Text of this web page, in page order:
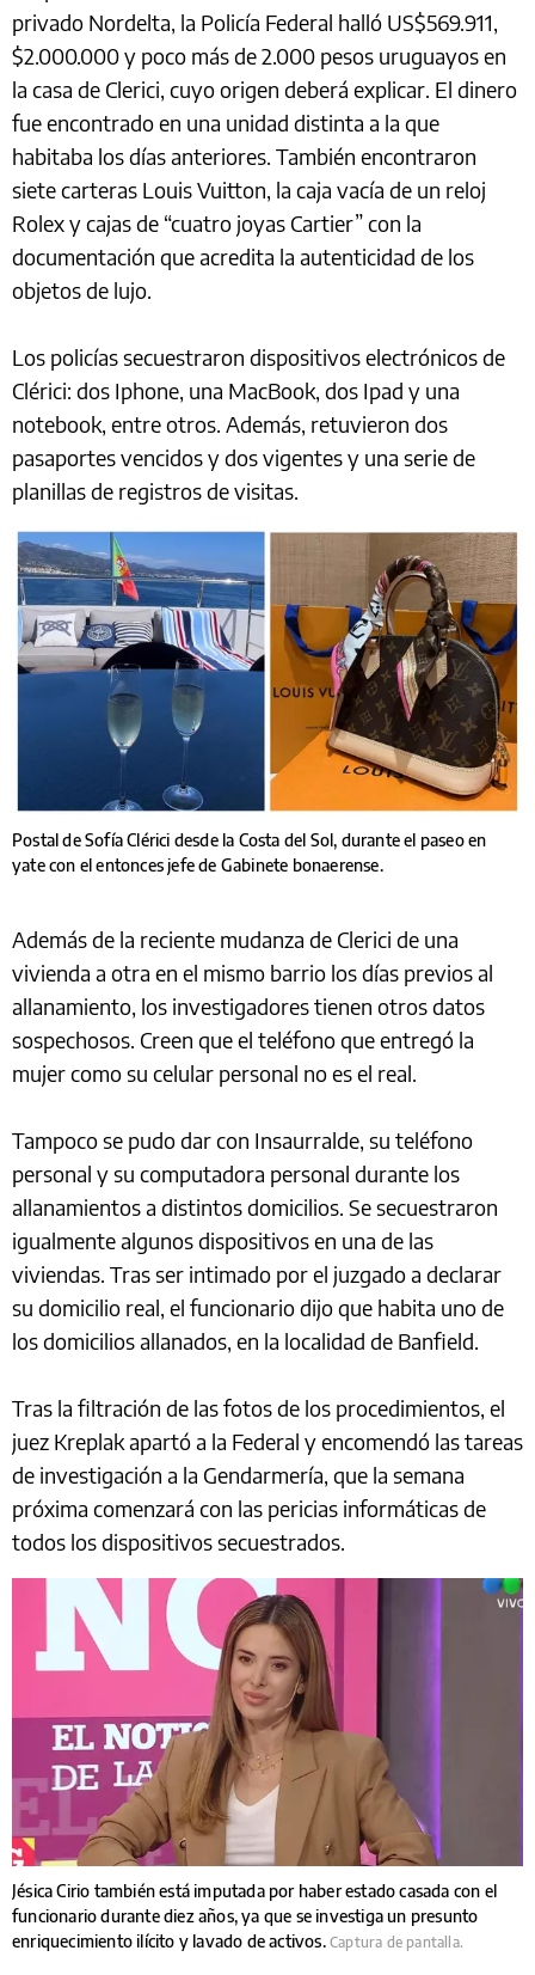
privado Nordelta, la Policía Federal halló US$569.911,
$2.000.000 y poco más de 2.000 pesos uruguayos en
la casa de Clerici, cuyo origen deberá explicar. El dinero
fue encontrado en una unidad distinta a la que
habitaba los días anteriores. También encontraron
siete carteras Louis Vuitton, la caja vacía de un reloj
Rolex y cajas de “cuatro joyas Cartier” con la
documentación que acredita la autenticidad de los
objetos de lujo.
Los policías secuestraron dispositivos electrónicos de
Clérici: dos Iphone, una MacBook, dos Ipad y una
notebook, entre otros. Además, retuvieron dos
pasaportes vencidos y dos vigentes y una serie de
planillas de registros de visitas.
Postal de Sofía Clérici desde la Costa del Sol, durante el paseo en
yate con el entonces jefe de Gabinete bonaerense.
Además de la reciente mudanza de Clerici de una
vivienda a otra en el mismo barrio los días previos al
allanamiento, los investigadores tienen otros datos
sospechosos. Creen que el teléfono que entregó la
mujer como su celular personal no es el real.
Tampoco se pudo dar con Insaurralde, su teléfono
personal y su computadora personal durante los
allanamientos a distintos domicilios. Se secuestraron
igualmente algunos dispositivos en una de las
viviendas. Tras ser intimado por el juzgado a declarar
su domicilio real, el funcionario dijo que habita uno de
los domicilios allanados, en la localidad de Banfield.
Tras la filtración de las fotos de los procedimientos, el
juez Kreplak apartó a la Federal y encomendó las tareas
de investigación a la Gendarmería, que la semana
próxima comenzará con las pericias informáticas de
todos los dispositivos secuestrados.
Jésica Cirio también está imputada por haber estado casada con el
funcionario durante diez años, ya que se investiga un presunto
enriquecimiento ilícito y lavado de activos. Captura de pantalla.